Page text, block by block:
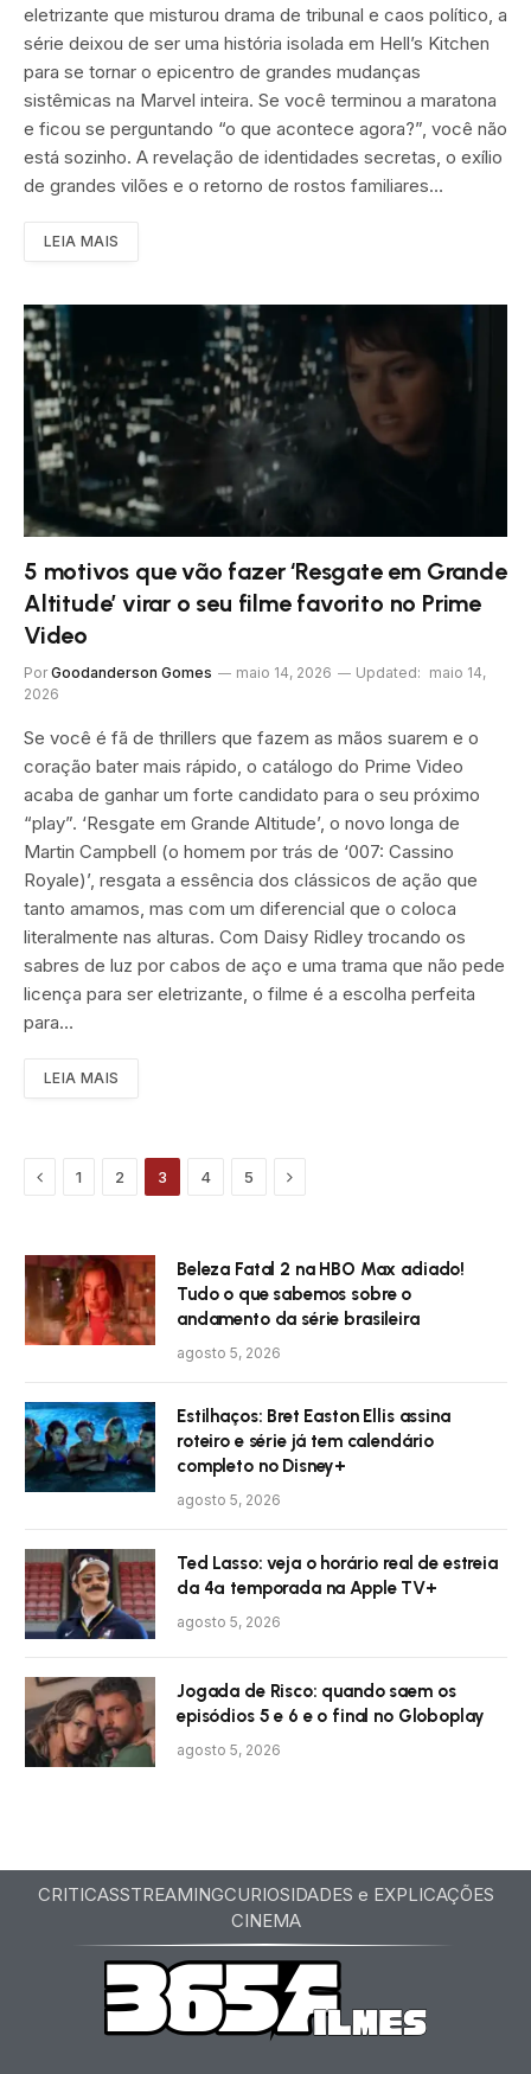
eletrizante que misturou drama de tribunal e caos político, a
série deixou de ser uma história isolada em Hell’s Kitchen
para se tornar o epicentro de grandes mudanças
sistêmicas na Marvel inteira. Se você terminou a maratona
e ficou se perguntando “o que acontece agora?”, você não
está sozinho. A revelação de identidades secretas, o exílio
de grandes vilões e o retorno de rostos familiares…
LEIA MAIS
5 motivos que vão fazer ‘Resgate em Grande
Altitude’ virar o seu filme favorito no Prime
Video
Por Goodanderson Gomes maio 14, 2026 Updated: maio 14,
2026
Se você é fã de thrillers que fazem as mãos suarem e o
coração bater mais rápido, o catálogo do Prime Video
acaba de ganhar um forte candidato para o seu próximo
“play”. ‘Resgate em Grande Altitude’, o novo longa de
Martin Campbell (o homem por trás de ‘007: Cassino
Royale)’, resgata a essência dos clássicos de ação que
tanto amamos, mas com um diferencial que o coloca
literalmente nas alturas. Com Daisy Ridley trocando os
sabres de luz por cabos de aço e uma trama que não pede
licença para ser eletrizante, o filme é a escolha perfeita
para…
LEIA MAIS
Previous
1 2 3 4 5 Próximo
Beleza Fatal 2 na HBO Max adiado!
Tudo o que sabemos sobre o
andamento da série brasileira
agosto 5, 2026
Estilhaços: Bret Easton Ellis assina
roteiro e série já tem calendário
completo no Disney+
agosto 5, 2026
Ted Lasso: veja o horário real de estreia
da 4ª temporada na Apple TV+
agosto 5, 2026
Jogada de Risco: quando saem os
episódios 5 e 6 e o final no Globoplay
agosto 5, 2026
CRITICASSTREAMINGCURIOSIDADES e EXPLICAÇÕES
CINEMA